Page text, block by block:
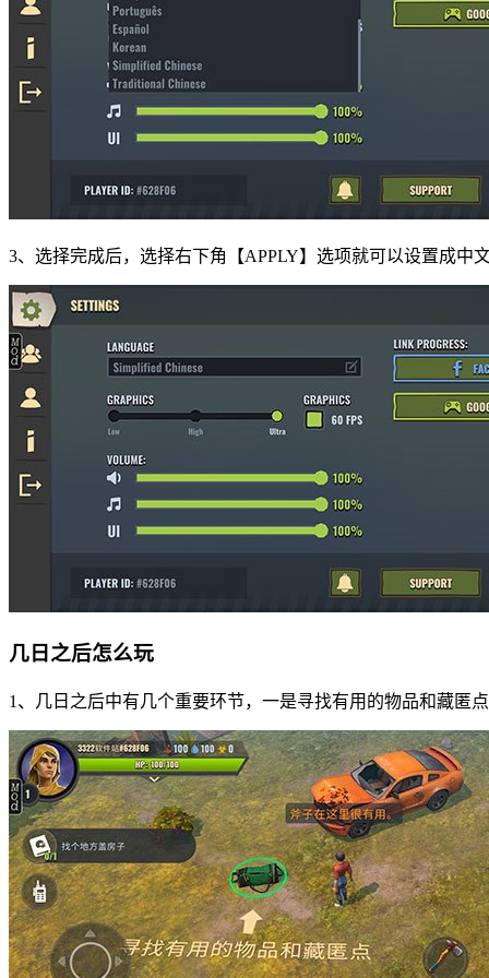
3、选择完成后，选择右下角【APPLY】选项就可以设置成中
几日之后怎么玩
1、几日之后中有几个重要环节，一是寻找有用的物品和藏匿